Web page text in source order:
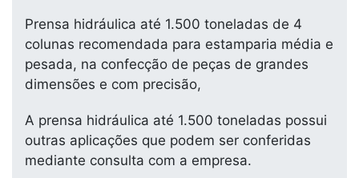
Prensa hidráulica até 1.500 toneladas de 4
colunas recomendada para estamparia média e
pesada, na confecção de peças de grandes
dimensões e com precisão,
A prensa hidráulica até 1.500 toneladas possui
outras aplicações que podem ser conferidas
mediante consulta com a empresa.